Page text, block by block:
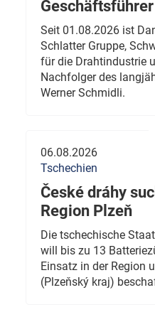
Geschäftsführer
Seit 01.08.2026 ist
Schlatter Gruppe,
für die Drahtindustrie
Nachfolger des
Werner Schmidli.
06.08.2026
Tschechien
České dráhy
Region Plzeň
Die tschechische
will bis zu 13
Einsatz in der Region
(Plzeňský kraj)